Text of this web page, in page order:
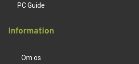
PC Guide
Information
Om os